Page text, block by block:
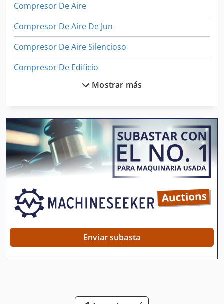
Compresor De Aire
Compresor De Aire De Jun
Compresor De Aire Silencioso
Compresor De Edificio
Compresor De Flaco
Compresor Movil
Condensador De Ajuste
Depósito De Refrigerante
Dispositivos De Enfriamiento
Enfriador De Aire
Envase De Refrigerante
Mostrar más
Enviar subasta